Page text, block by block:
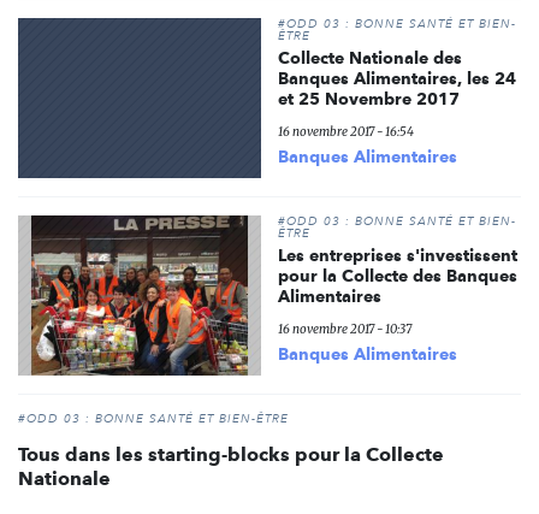
#ODD 03 : BONNE SANTÉ ET BIEN-
ÊTRE
Collecte Nationale des
Banques Alimentaires, les 24
et 25 Novembre 2017
16 novembre 2017 - 16:54
Banques Alimentaires
#ODD 03 : BONNE SANTÉ ET BIEN-
ÊTRE
Les entreprises s'investissent
pour la Collecte des Banques
Alimentaires
16 novembre 2017 - 10:37
Banques Alimentaires
#ODD 03 : BONNE SANTÉ ET BIEN-ÊTRE
Tous dans les starting-blocks pour la Collecte
Nationale